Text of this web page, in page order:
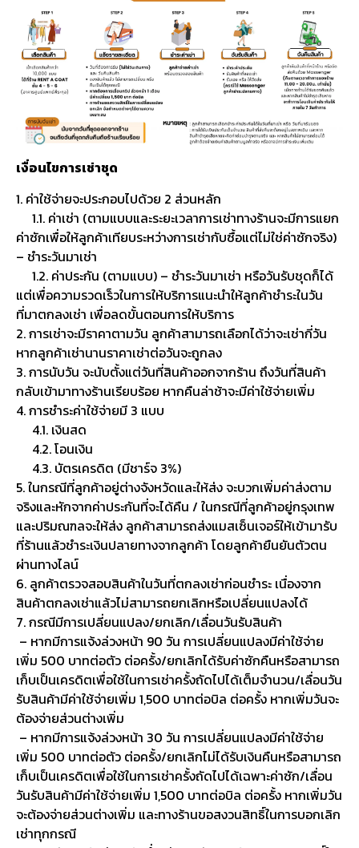
เงื่อนไขการเช่าชุด
1. ค่าใช้จ่ายจะประกอบไปด้วย 2 ส่วนหลัก
1.1. ค่าเช่า (ตามแบบและระยะเวลาการเช่าทางร้านจะมีการแยก
ค่าซักเพื่อให้ลูกค้าเทียบระหว่างการเช่ากับซื้อแต่ไม่ใช่ค่าซักจริง)
– ชำระวันมาเช่า
1.2. ค่าประกัน (ตามแบบ) – ชำระวันมาเช่า หรือวันรับชุดก็ได้
แต่เพื่อความรวดเร็วในการให้บริการแนะนำให้ลูกค้าชำระในวัน
ที่มาตกลงเช่า เพื่อลดขั้นตอนการให้บริการ
2. การเช่าจะมีราคาตามวัน ลูกค้าสามารถเลือกได้ว่าจะเช่ากี่วัน
หากลูกค้าเช่านานราคาเช่าต่อวันจะถูกลง
3. การนับวัน จะนับตั้งแต่วันที่สินค้าออกจากร้าน ถึงวันที่สินค้า
กลับเข้ามาทางร้านเรียบร้อย หากคืนล่าช้าจะมีค่าใช้จ่ายเพิ่ม
4. การชำระค่าใช้จ่ายมี 3 แบบ
4.1. เงินสด
4.2. โอนเงิน
4.3. บัตรเครดิต (มีชาร์จ 3%)
5. ในกรณีที่ลูกค้าอยู่ต่างจังหวัดและให้ส่ง จะบวกเพิ่มค่าส่งตาม
จริงและหักจากค่าประกันที่จะได้คืน / ในกรณีที่ลูกค้าอยู่กรุงเทพ
และปริมณฑลจะให้ส่ง ลูกค้าสามารถส่งแมสเซ็นเจอร์ให้เข้ามารับ
ที่ร้านแล้วชำระเงินปลายทางจากลูกค้า โดยลูกค้ายืนยันตัวตน
ผ่านทางไลน์
6. ลูกค้าตรวจสอบสินค้าในวันที่ตกลงเช่าก่อนชำระ เนื่องจาก
สินค้าตกลงเช่าแล้วไม่สามารถยกเลิกหรือเปลี่ยนแปลงได้
7. กรณีมีการเปลี่ยนแปลง/ยกเลิก/เลื่อนวันรับสินค้า
– หากมีการแจ้งล่วงหน้า 90 วัน การเปลี่ยนแปลงมีค่าใช้จ่าย
เพิ่ม 500 บาทต่อตัว ต่อครั้ง/ยกเลิกได้รับค่าซักคืนหรือสามารถ
เก็บเป็นเครดิตเพื่อใช้ในการเช่าครั้งถัดไปได้เต็มจำนวน/เลื่อนวัน
รับสินค้ามีค่าใช้จ่ายเพิ่ม 1,500 บาทต่อบิล ต่อครั้ง หากเพิ่มวันจะ
ต้องจ่ายส่วนต่างเพิ่ม
– หากมีการแจ้งล่วงหน้า 30 วัน การเปลี่ยนแปลงมีค่าใช้จ่าย
เพิ่ม 500 บาทต่อตัว ต่อครั้ง/ยกเลิกไม่ได้รับเงินคืนหรือสามารถ
เก็บเป็นเครดิตเพื่อใช้ในการเช่าครั้งถัดไปได้เฉพาะค่าซัก/เลื่อน
วันรับสินค้ามีค่าใช้จ่ายเพิ่ม 1,500 บาทต่อบิล ต่อครั้ง หากเพิ่มวัน
จะต้องจ่ายส่วนต่างเพิ่ม และทางร้านขอสงวนสิทธิ์ในการบอกเลิก
เช่าทุกกรณี